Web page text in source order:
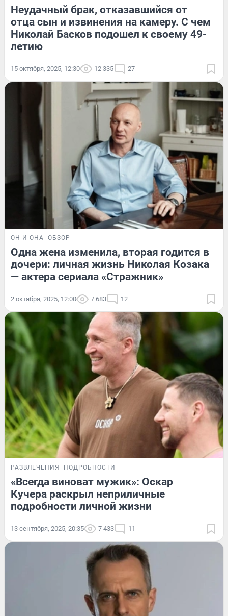
Неудачный брак, отказавшийся от
отца сын и извинения на камеру. С чем
Николай Басков подошел к своему 49-
летию
15 октября, 2025, 12:30 12 335 27
ОН И ОНА ОБЗОР
Одна жена изменила, вторая годится в
дочери: личная жизнь Николая Козака
— актера сериала «Стражник»
2 октября, 2025, 12:00 7 683 12
РАЗВЛЕЧЕНИЯ ПОДРОБНОСТИ
«Всегда виноват мужик»: Оскар
Кучера раскрыл неприличные
подробности личной жизни
13 сентября, 2025, 20:35 7 433 11